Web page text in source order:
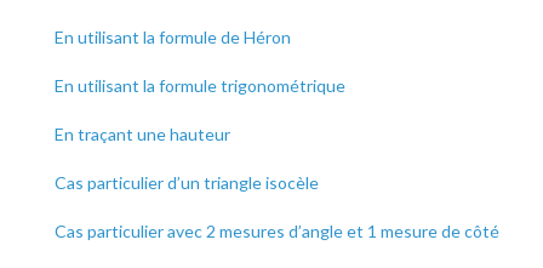
En utilisant la formule de Héron
En utilisant la formule trigonométrique
En traçant une hauteur
Cas particulier d’un triangle isocèle
Cas particulier avec 2 mesures d’angle et 1 mesure de côté